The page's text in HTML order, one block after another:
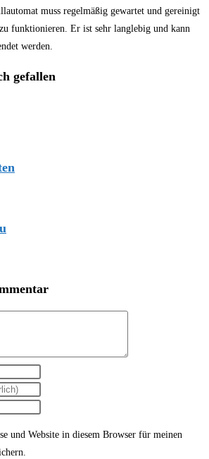
muss regelmäßig gewartet und gereinigt
funktionieren. Er ist sehr langlebig und kann
werden.
gefallen
und Website in diesem Browser für meinen